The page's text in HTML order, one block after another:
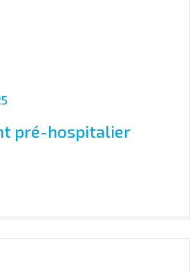
pré-hospitalier